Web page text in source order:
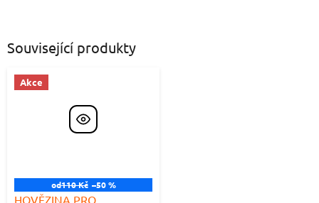
Související produkty
Akce
od110 Kč –50 %
HOVĚZINA PRO